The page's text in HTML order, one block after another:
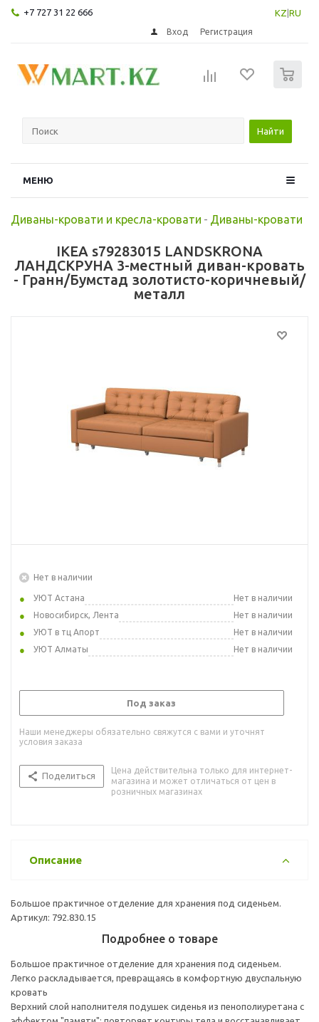
+7 727 31 22 666 KZ RU
Вход Регистрация
Найти
МЕНЮ
Диваны-кровати и кресла-кровати - Диваны-кровати
IKEA s79283015 LANDSKRONA
ЛАНДСКРУНА 3-местный диван-кровать
- Гранн/Бумстад золотисто-коричневый/
металл
Нет в наличии
УЮТ Астана
Нет в наличии
Новосибирск, Лента
Нет в наличии
УЮТ в тц Апорт
Нет в наличии
УЮТ Алматы
Нет в наличии
Под заказ
Наши менеджеры обязательно свяжутся с вами и уточнят
условия заказа
Поделиться
Цена действительна только для интернет-
магазина и может отличаться от цен в
розничных магазинах
Описание
Большое практичное отделение для хранения под сиденьем.
Артикул: 792.830.15
Подробнее о товаре
Большое практичное отделение для хранения под сиденьем.
Легко раскладывается, превращаясь в комфортную двуспальную
кровать
Верхний слой наполнителя подушек сиденья из пенополиуретана с